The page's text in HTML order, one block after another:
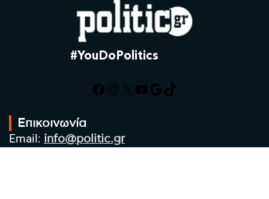
#YouDoPolitics
Facebook
Instagram
X YouTube
Google
TikTok
Επικοινωνία
Email: info@politic.gr